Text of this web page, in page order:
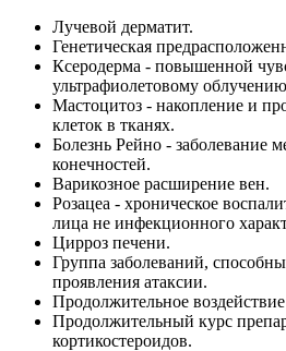
Лучевой дерматит.
Генетическая
Ксеродерма - повышенной
ультрафиолетовому
Мастоцитоз - накопление и
клеток в тканях.
Болезнь Рейно - заболевание
конечностей.
Варикозное расширение вен.
Розацеа - хроническое
лица не инфекционного
Цирроз печени.
Группа заболеваний,
проявления атаксии.
Продолжительное
Продолжительный курс
кортикостероидов.